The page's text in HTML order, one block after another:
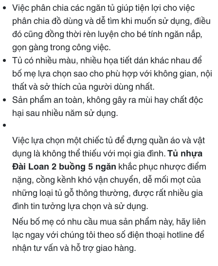
Việc phân chia các ngăn tủ giúp tiện lợi cho việc
phân chia đồ dùng và dễ tìm khi muốn sử dụng, điều
đó cũng đồng thời rèn luyện cho bé tính ngăn nắp,
gọn gàng trong công việc.
Tủ có nhiều màu, nhiều họa tiết dán khác nhau để
bố mẹ lựa chọn sao cho phù hợp với không gian, nội
thất và sở thích của người dùng nhất.
Sản phẩm an toàn, không gây ra mùi hay chất độc
hại sau nhiều năm sử dụng.
Việc lựa chọn một chiếc tủ để đựng quần áo và vật
dụng là không thể thiếu với mọi gia đình.Tủ nhựa
Đài Loan 2 buồng 5 ngăn khắc phục nhược điểm
nặng, cồng kềnh khó vận chuyển, dễ mối mọt của
những loại tủ gỗ thông thường, được rất nhiều gia
đình tin tưởng lựa chọn và sử dụng.
Nếu bố mẹ có nhu cầu mua sản phẩm này, hãy liên
lạc ngay với chúng tôi theo số điện thoại hotline để
nhận tư vấn và hỗ trợ giao hàng.